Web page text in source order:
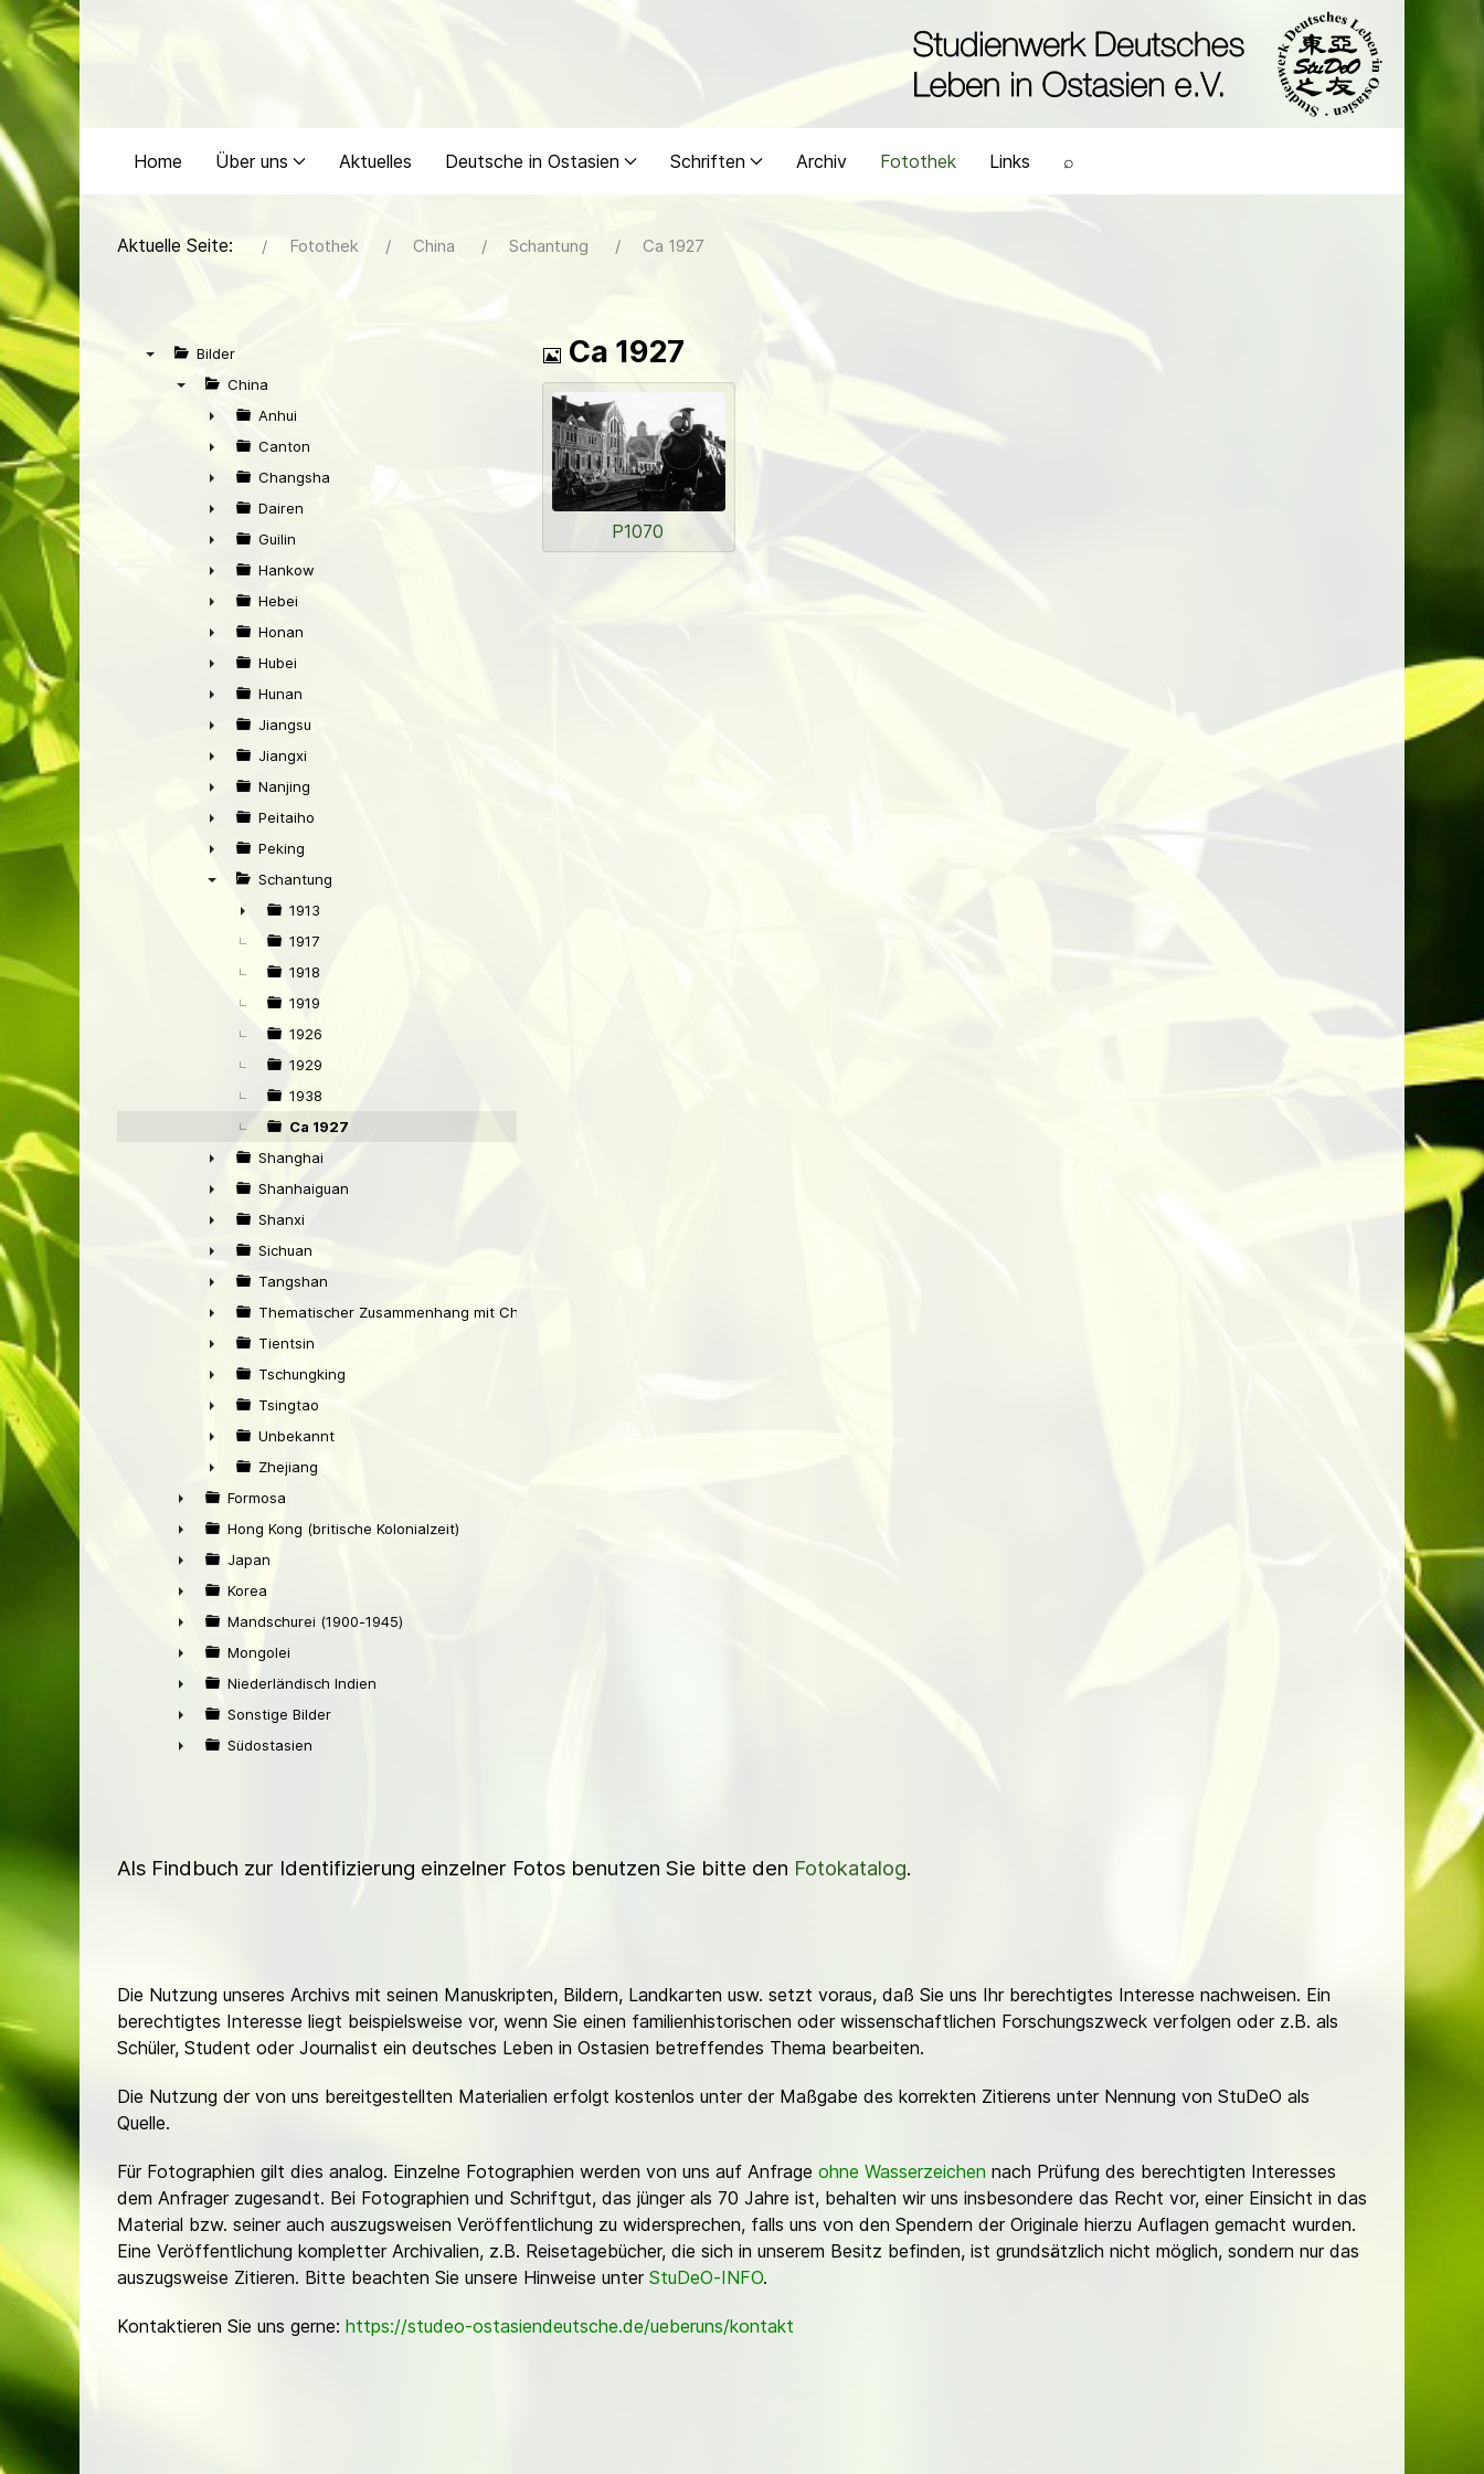
Home Über uns Aktuelles Deutsche in Ostasien Schriften Archiv Fotothek Links ⌕
Aktuelle Seite: Fotothek China Schantung Ca 1927
Bilder
China
►
Anhui
►
Canton
►
Changsha
►
Dairen
►
Guilin
►
Hankow
►
Hebei
►
Honan
►
Hubei
►
Hunan
►
Jiangsu
►
Jiangxi
►
Nanjing
►
Peitaiho
►
Peking
Schantung
►
1913
1917
1918
1919
1926
1929
1938
Ca 1927
►
Shanghai
►
Shanhaiguan
►
Shanxi
►
Sichuan
►
Tangshan
►
Thematischer Zusammenhang mit China
►
Tientsin
►
Tschungking
►
Tsingtao
►
Unbekannt
►
Zhejiang
►
Formosa
►
Hong Kong (britische Kolonialzeit)
►
Japan
►
Korea
►
Mandschurei (1900-1945)
►
Mongolei
►
Niederländisch Indien
►
Sonstige Bilder
Südostasien
Bild
Ca 1927
P1070
Als Findbuch zur Identifizierung einzelner Fotos benutzen Sie bitte den Fotokatalog.
Die Nutzung unseres Archivs mit seinen Manuskripten, Bildern, Landkarten usw. setzt voraus, daß Sie uns Ihr berechtigtes Interesse nachweisen. Ein
berechtigtes Interesse liegt beispielsweise vor, wenn Sie einen familienhistorischen oder wissenschaftlichen Forschungszweck verfolgen oder z.B. als
Schüler, Student oder Journalist ein deutsches Leben in Ostasien betreffendes Thema bearbeiten.
Die Nutzung der von uns bereitgestellten Materialien erfolgt kostenlos unter der Maßgabe des korrekten Zitierens unter Nennung von StuDeO als
Quelle.
Für Fotographien gilt dies analog. Einzelne Fotographien werden von uns auf Anfrage ohne Wasserzeichen nach Prüfung des berechtigten Interesses
dem Anfrager zugesandt. Bei Fotographien und Schriftgut, das jünger als 70 Jahre ist, behalten wir uns insbesondere das Recht vor, einer Einsicht in das
Material bzw. seiner auch auszugsweisen Veröffentlichung zu widersprechen, falls uns von den Spendern der Originale hierzu Auflagen gemacht wurden.
Eine Veröffentlichung kompletter Archivalien, z.B. Reisetagebücher, die sich in unserem Besitz befinden, ist grundsätzlich nicht möglich, sondern nur das
auszugsweise Zitieren. Bitte beachten Sie unsere Hinweise unter StuDeO-INFO.
Kontaktieren Sie uns gerne: https://studeo-ostasiendeutsche.de/ueberuns/kontakt